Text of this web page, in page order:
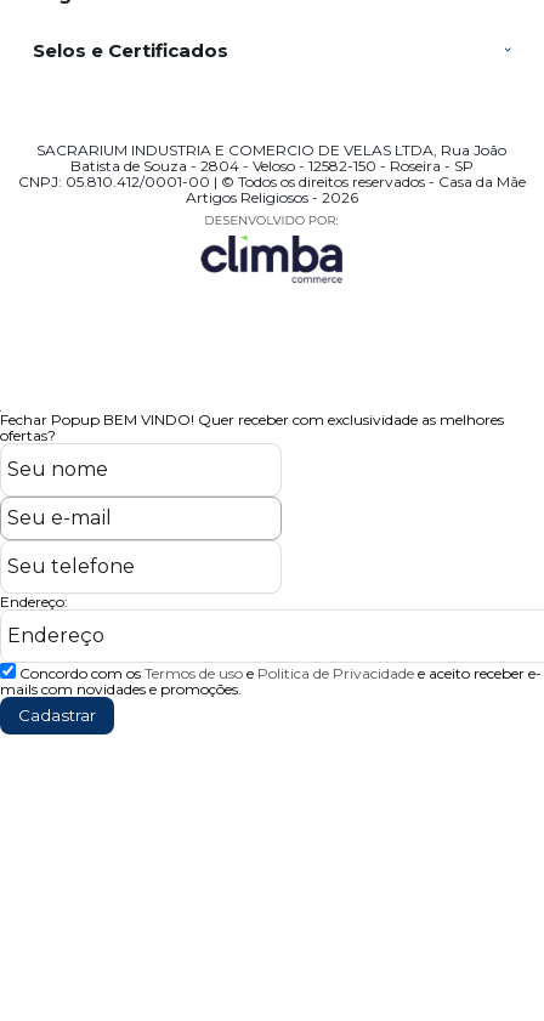
Selos e Certificados
SACRARIUM INDUSTRIA E COMERCIO DE VELAS LTDA, Rua João
Batista de Souza - 2804 - Veloso - 12582-150 - Roseira - SP
CNPJ: 05.810.412/0001-00 | © Todos os direitos reservados - Casa da Mãe
Artigos Religiosos - 2026
Fechar Popup BEM VINDO! Quer receber com exclusividade as melhores
ofertas?
Endereço:
Concordo com os Termos de uso e Politica de Privacidade e aceito receber e-
mails com novidades e promoções.
Cadastrar